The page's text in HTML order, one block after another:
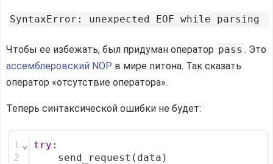
Чтобы ее избежать, был придуман оператор pass . Это
ассемблеровский NOP в мире питона. Так сказать
оператор «отсутствие оператора».
Теперь синтаксической ошибки не будет:
1
2
⌄ try :
    send_request(data)